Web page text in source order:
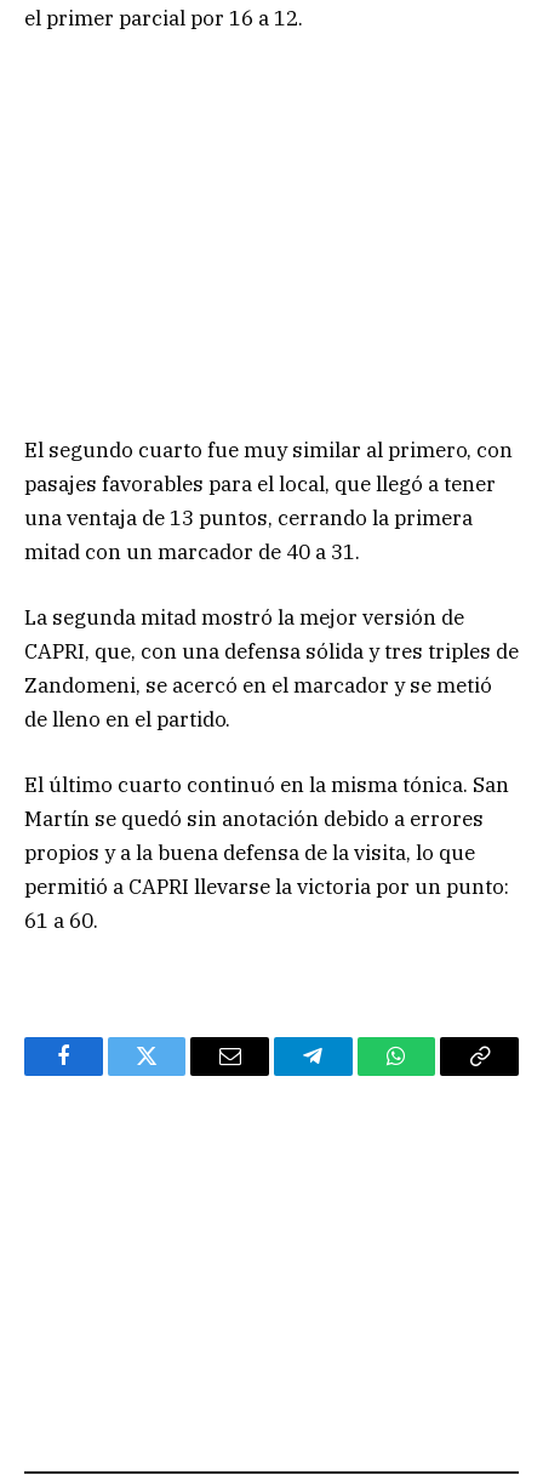
el primer parcial por 16 a 12.
El segundo cuarto fue muy similar al primero, con
pasajes favorables para el local, que llegó a tener
una ventaja de 13 puntos, cerrando la primera
mitad con un marcador de 40 a 31.
La segunda mitad mostró la mejor versión de
CAPRI, que, con una defensa sólida y tres triples de
Zandomeni, se acercó en el marcador y se metió
de lleno en el partido.
El último cuarto continuó en la misma tónica. San
Martín se quedó sin anotación debido a errores
propios y a la buena defensa de la visita, lo que
permitió a CAPRI llevarse la victoria por un punto:
61 a 60.
FacebookTwitter Email TelegramWhatsAppCopy